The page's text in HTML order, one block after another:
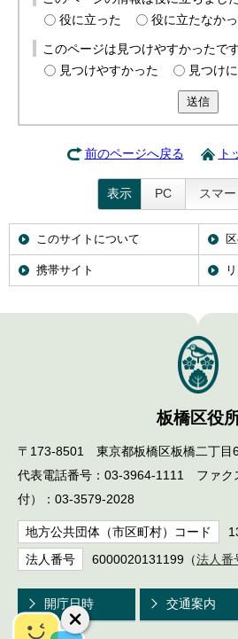
役に立った
役に立たなか
このページは見つけやすかったで
見つけやすかった
見つけ
送信
前のページへ戻る ト
表示 PC スマ
このサイトについて
携帯サイト
板橋区役
〒173-8501 東京都板橋区板橋二丁目
代表電話番号：03-3964-1111 ファク
付）：03-3579-2028
地方公共団体（市区町村）コード
法人番号 6000020131199（法人番
開庁日時 交通案内